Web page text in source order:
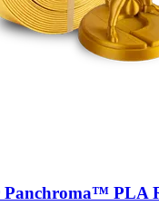
Panchroma™ PLA